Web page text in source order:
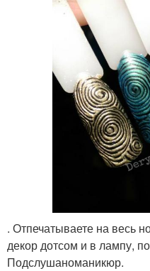
. Отпечатываете на весь
декор дотсом и в лампу,
Подслушаноманикюр.